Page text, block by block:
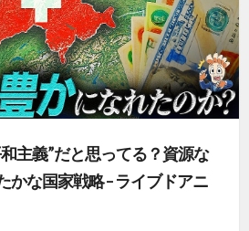
主義”だと思ってる？資源な
かな国家戦略 – ライブドアニ